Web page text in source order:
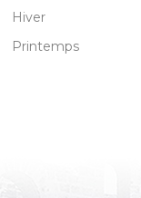
Hiver
Printemps